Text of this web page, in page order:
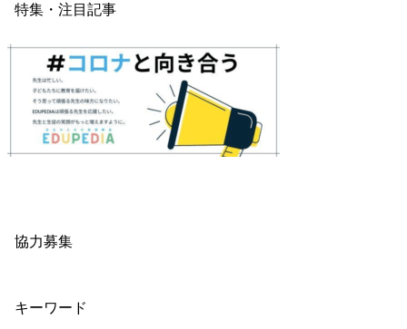
特集・注目記事
協力募集
キーワード